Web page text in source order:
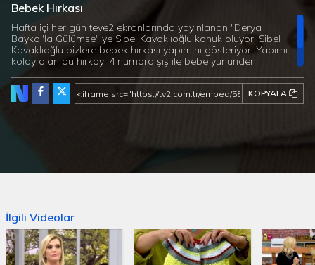
Bebek Hırkası
Hafta içi her gün teve2 ekranlarında yayınlanan "Derya
Baykal'la Gülümse" ye Sibel Kavaklıoğlu konuk oluyor. Sibel
Kavaklıoğlu bizlere bebek hırkası yapımını gösteriyor. Yapımı
kolay olan bu hırkayı 4 numara şiş ile bebe yününden
farklı renklerde de örebilirsiniz.
KOPYALA
İlgili Videolar